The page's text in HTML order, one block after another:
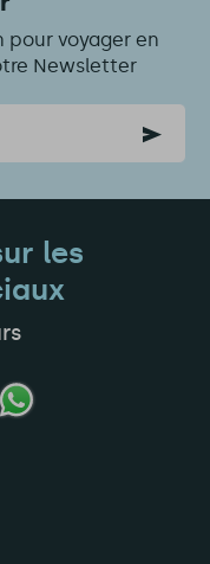
pour voyager en
Newsletter
les